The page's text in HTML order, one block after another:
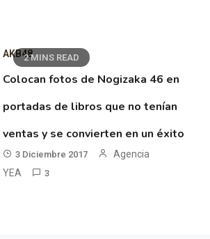
2 MINS READ
AKB48
Colocan fotos de Nogizaka 46 en
portadas de libros que no tenían
ventas y se convierten en un éxito
3 Diciembre 2017
Agencia
YEA
3